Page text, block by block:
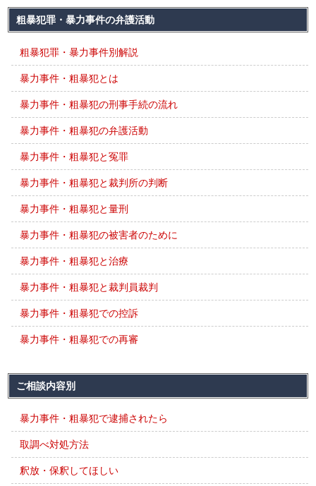
粗暴犯罪・暴力事件の弁護活動
粗暴犯罪・暴力事件別解説
暴力事件・粗暴犯とは
暴力事件・粗暴犯の刑事手続の流れ
暴力事件・粗暴犯の弁護活動
暴力事件・粗暴犯と冤罪
暴力事件・粗暴犯と裁判所の判断
暴力事件・粗暴犯と量刑
暴力事件・粗暴犯の被害者のために
暴力事件・粗暴犯と治療
暴力事件・粗暴犯と裁判員裁判
暴力事件・粗暴犯での控訴
暴力事件・粗暴犯での再審
ご相談内容別
暴力事件・粗暴犯で逮捕されたら
取調べ対処方法
釈放・保釈してほしい